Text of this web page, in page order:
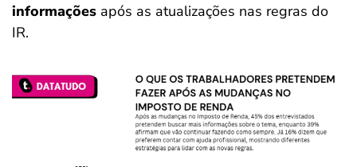
informações após as atualizações nas regras do
IR.